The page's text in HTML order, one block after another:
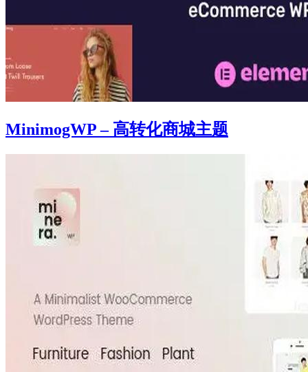
MinimogWP – 高转化商城主题